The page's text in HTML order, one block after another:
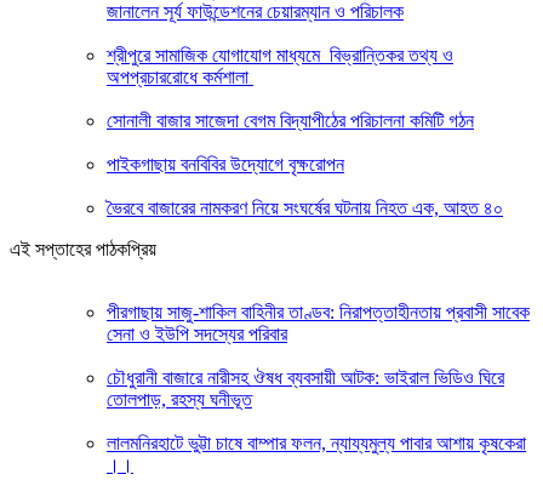
জানালেন সূর্য ফাউন্ডেশনের চেয়ারম্যান ও পরিচালক
শ্রীপুরে সামাজিক যোগাযোগ মাধ্যমে বিভ্রান্তিকর তথ্য ও
অপপ্রচাররোধে কর্মশালা
সোনালী বাজার সাজেদা বেগম বিদ্যাপীঠের পরিচালনা কমিটি গঠন
পাইকগাছায় বনবিবির উদ্যোগে বৃক্ষরোপন
ভৈরবে বাজারের নামকরণ নিয়ে সংঘর্ষের ঘটনায় নিহত এক, আহত ৪০
এই সপ্তাহের পাঠকপ্রিয়
পীরগাছায় সাজু-শাকিল বাহিনীর তাণ্ডব: নিরাপত্তাহীনতায় প্রবাসী সাবেক
সেনা ও ইউপি সদস্যের পরিবার
চৌধুরানী বাজারে নারীসহ ঔষধ ব্যবসায়ী আটক: ভাইরাল ভিডিও ঘিরে
তোলপাড়, রহস্য ঘনীভূত
লালমনিরহাটে ভুট্টা চাষে বাম্পার ফলন, ন্যায্যমুল্য পাবার আশায় কৃষকেরা
।।